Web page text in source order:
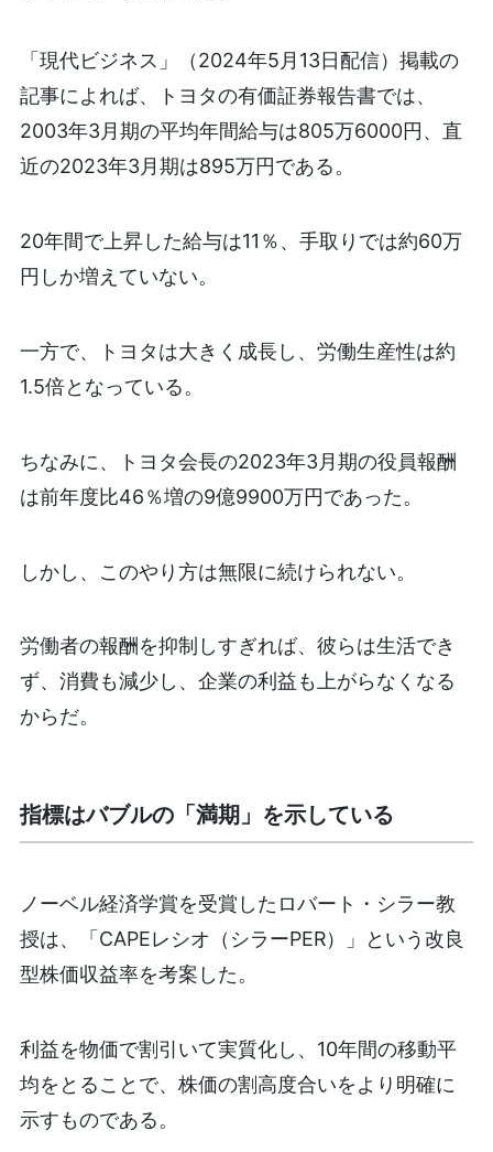
「現代ビジネス」（2024年5月13日配信）掲載の
記事によれば、トヨタの有価証券報告書では、
2003年3月期の平均年間給与は805万6000円、直
近の2023年3月期は895万円である。
20年間で上昇した給与は11％、手取りでは約60万
円しか増えていない。
一方で、トヨタは大きく成長し、労働生産性は約
1.5倍となっている。
ちなみに、トヨタ会長の2023年3月期の役員報酬
は前年度比46％増の9億9900万円であった。
しかし、このやり方は無限に続けられない。
労働者の報酬を抑制しすぎれば、彼らは生活でき
ず、消費も減少し、企業の利益も上がらなくなる
からだ。
指標はバブルの「満期」を示している
ノーベル経済学賞を受賞したロバート・シラー教
授は、「CAPEレシオ（シラーPER）」という改良
型株価収益率を考案した。
利益を物価で割引いて実質化し、10年間の移動平
均をとることで、株価の割高度合いをより明確に
示すものである。